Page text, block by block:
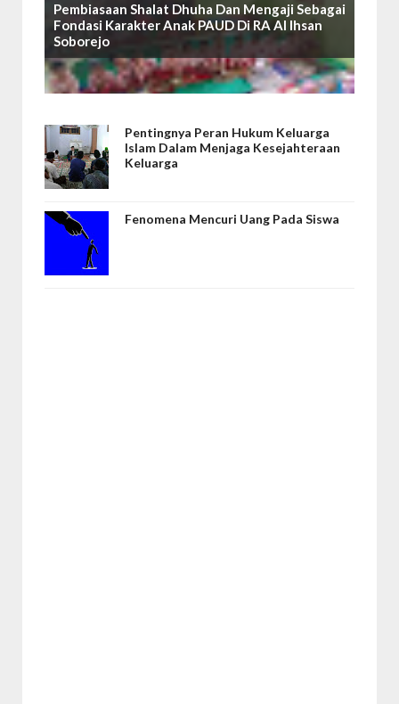
Pembiasaan Shalat Dhuha Dan Mengaji Sebagai
Fondasi Karakter Anak PAUD Di RA Al Ihsan
Soborejo
Pentingnya Peran Hukum Keluarga
Islam Dalam Menjaga Kesejahteraan
Keluarga
Fenomena Mencuri Uang Pada Siswa